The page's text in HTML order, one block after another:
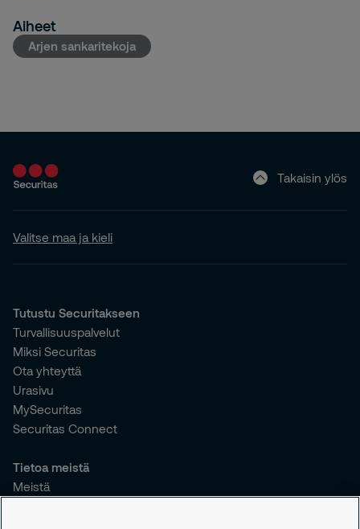
Aiheet
Arjen sankaritekoja
Takaisin ylös
Valitse maa ja kieli
Tutustu Securitakseen
Turvallisuuspalvelut
Miksi Securitas
Ota yhteyttä
Urasivu
MySecuritas
Securitas Connect
Tietoa meistä
Meistä